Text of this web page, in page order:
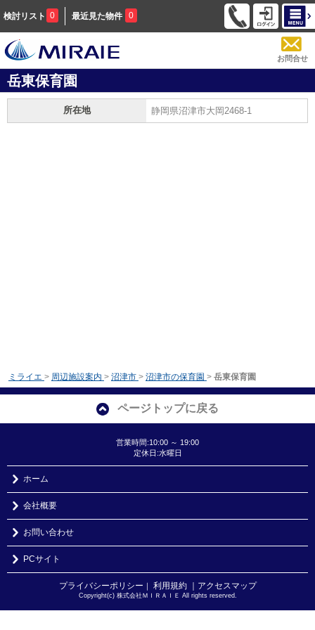
検討リスト 0 最近見た物件 0
お問合せ
岳東保育園
所在地 静岡県沼津市大岡2468-1
ミライエ > 周辺施設案内 > 沼津市 > 沼津市の保育園 > 岳東保育園
ページトップに戻る
営業時間:10:00 ～ 19:00
定休日:水曜日
ホーム
会社概要
お問い合わせ
PCサイト
プライバシーポリシー ｜ 利用規約 ｜アクセスマップ
Copyright(c) 株式会社ＭＩＲＡＩＥ All rights reserved.